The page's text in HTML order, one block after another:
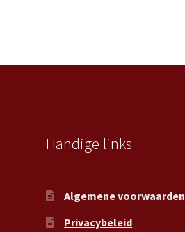
Handige links
Algemene voorwaarden
Privacybeleid